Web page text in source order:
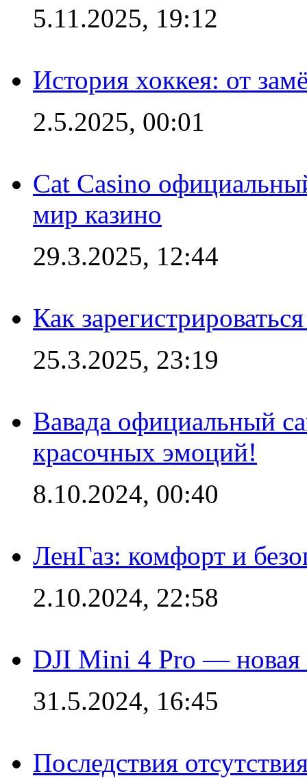
5.11.2025, 19:12
История хоккея: от
2.5.2025, 00:01
Cat Casino
мир казино
29.3.2025, 12:44
Как
25.3.2025, 23:19
Вавада официальный
красочных эмоций!
8.10.2024, 00:40
ЛенГаз: комфорт и
2.10.2024, 22:58
DJI Mini 4 Pro — новая
31.5.2024, 16:45
Последствия